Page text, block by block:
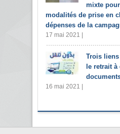
mixte
modalités de prise en
dépenses de la
17 mai 2021 |
Trois
le retrait
16 mai 2021 |